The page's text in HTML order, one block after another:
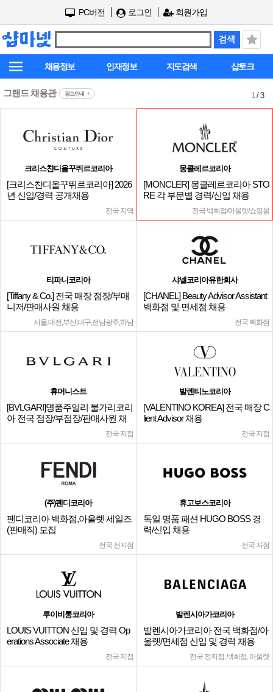
PC버전 로그인 회원가입
채용정보 인재정보 지도검색 샵토크
그랜드 채용관 광고안내 1/ 3
크리스챤디올꾸뛰르코리아
[크리스챤디올꾸뛰르코리아] 2026
년 신입/경력 공개채용
전국 지역
몽클레르코리아
[MONCLER] 몽클레르코리아 STO
RE 각 부문별 경력/신입 채용
전국 백화점/아울렛/쇼핑몰
티파니코리아
[Tiffany & Co.] 전국 매장 점장/부매
니저/판매사원 채용
서울,대전,부산,대구,전남광주,하남
샤넬코리아유한회사
[CHANEL] Beauty Advisor Assistant
백화점 및 면세점 채용
전국 백화점
휴머니스트
[BVLGARI]명품주얼리 불가리코리
아 전국 점장/부점장/판매사원 채
전국 지점
발렌티노코리아
[VALENTINO KOREA] 전국 매장 C
lient Advisor 채용
전국 지점
(주)펜디코리아
펜디코리아 백화점,아울렛 세일즈
(판매직) 모집
전국 전지점
휴고보스코리아
독일 명품 패션 HUGO BOSS 경
력/신입 채용
전국 지점
루이비통코리아
LOUIS VUITTON 신입 및 경력 Op
erations Associate 채용
전국 지점
발렌시아가코리아
발렌시아가코리아 전국 백화점/아
울렛/면세점 신입 및 경력 채용
전국 전지점, 백화점, 아울렛